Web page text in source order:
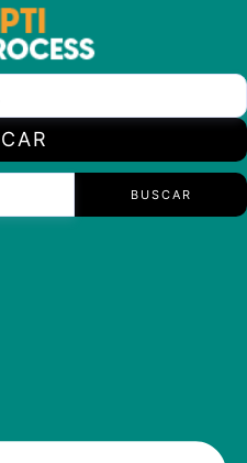
BUSCAR